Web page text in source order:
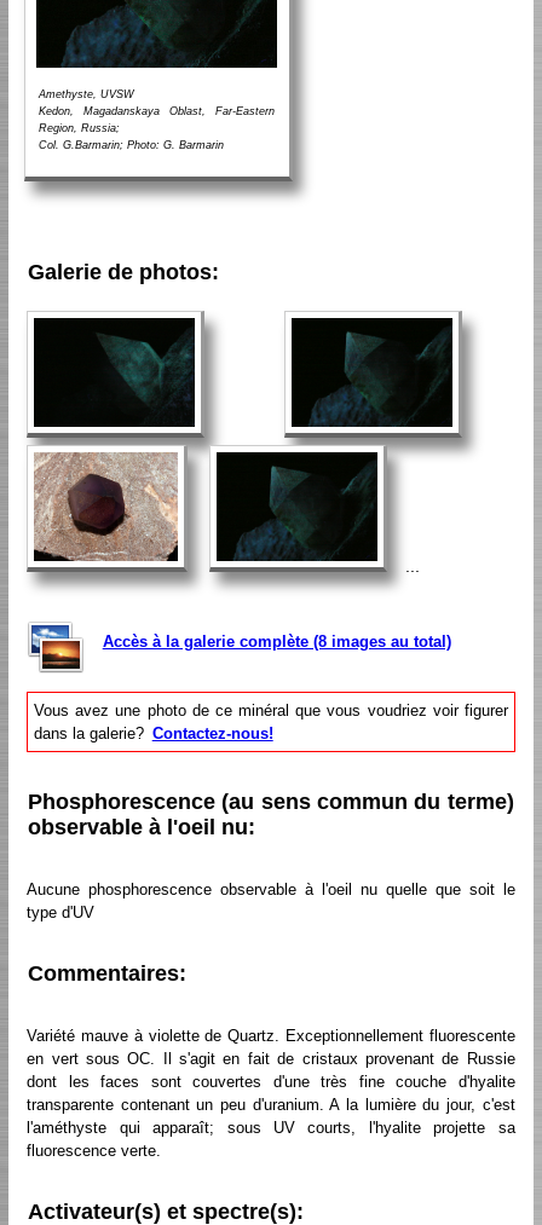
Amethyste, UVSW
Kedon, Magadanskaya Oblast, Far-Eastern
Region, Russia;
Col. G.Barmarin; Photo: G. Barmarin
Galerie de photos:
Accès à la galerie complète (8 images au total)
Vous avez une photo de ce minéral que vous voudriez voir figurer
dans la galerie? Contactez-nous!
Phosphorescence (au sens commun du terme)
observable à l'oeil nu:
Aucune phosphorescence observable à l'oeil nu quelle que soit le
type d'UV
Commentaires:
Variété mauve à violette de Quartz. Exceptionnellement fluorescente
en vert sous OC. Il s'agit en fait de cristaux provenant de Russie
dont les faces sont couvertes d'une très fine couche d'hyalite
transparente contenant un peu d'uranium. A la lumière du jour, c'est
l'améthyste qui apparaît; sous UV courts, l'hyalite projette sa
fluorescence verte.
Activateur(s) et spectre(s):